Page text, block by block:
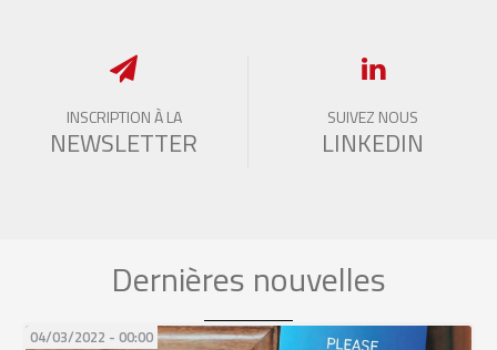
INSCRIPTION À LA
NEWSLETTER
SUIVEZ NOUS
LINKEDIN
Dernières nouvelles
04/03/2022 - 00:00